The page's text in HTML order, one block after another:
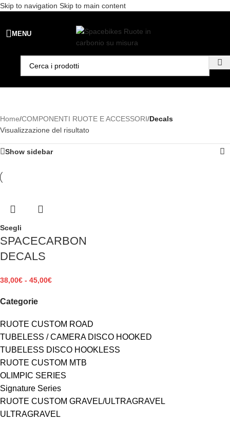
Skip to navigation Skip to main content
Spedizione gratuita per ordini superiori a €99 - 📣 Paga con PayPal in
3 rate senza interessi,
MENU
Categorie
RUOTE CUSTOM ROAD
TUBELESS / CAMERA DISCO HOOKED
TUBELESS DISCO HOOKLESS
RUOTE CUSTOM MTB
OLIMPIC SERIES
Signature Series
RUOTE CUSTOM GRAVEL/ULTRAGRAVEL
ULTRAGRAVEL
Home/COMPONENTI RUOTE E ACCESSORI/Decals
Visualizzazione del risultato
Show sidebar
Scegli
SPACECARBON
DECALS
38,00€ - 45,00€